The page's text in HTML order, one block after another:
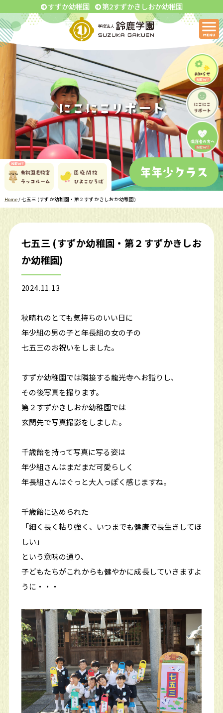
すずか幼稚園 第2すずかきしおか幼稚園
Home/七五三 (すずか幼稚園・第２すずかきしおか幼稚園)
七五三 (すずか幼稚園・第２すずかきしお
か幼稚園)
2024.11.13
秋晴れのとても気持ちのいい日に
年少組の男の子と年長組の女の子の
七五三のお祝いをしました。
すずか幼稚園では隣接する龍光寺へお詣りし、
その後写真を撮ります。
第２すずかきしおか幼稚園では
玄関先で写真撮影をしました。
千歳飴を持って写真に写る姿は
年少組さんはまだまだ可愛らしく
年長組さんはぐっと大人っぽく感じますね。
千歳飴に込められた
「細く長く粘り強く、いつまでも健康で長生きしてほ
しい」
という意味の通り、
子どもたちがこれからも健やかに成長していきますよ
うに・・・